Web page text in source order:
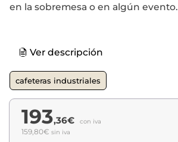
en la sobremesa o en algún evento.
Ver descripción
cafeteras industriales
193,36€ con iva
159,80€ sin iva